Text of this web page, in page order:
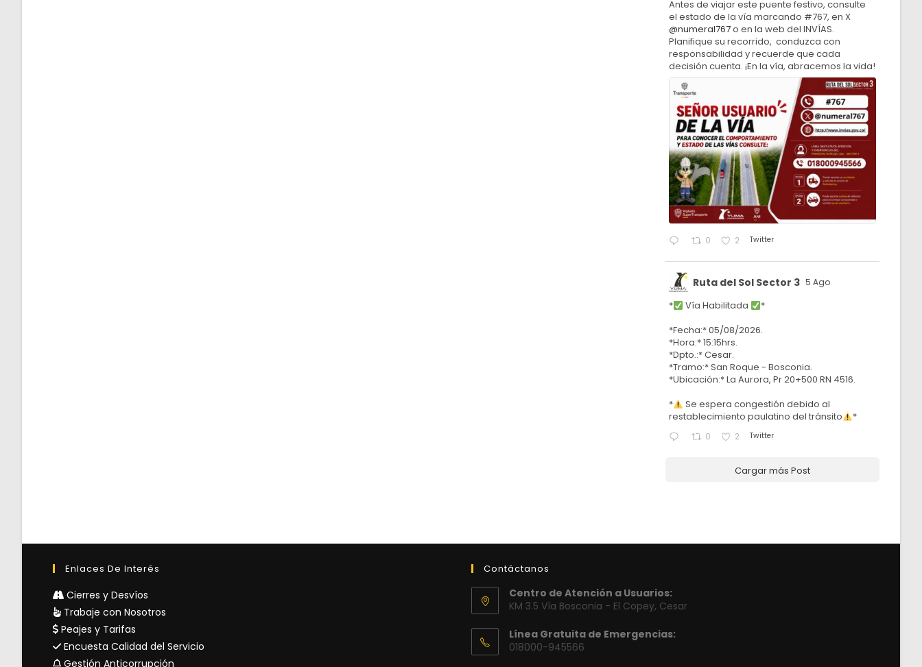
Antes de viajar este puente festivo, consulte
el estado de la vía marcando #767, en X
@numeral767o en la web del INVÍAS.
Planifique su recorrido, conduzca con
responsabilidad y recuerde que cada
decisión cuenta. ¡En la vía, abracemos la vida!
0 2 Twitter
Ruta del Sol Sector 3 5 Ago
* Vía Habilitada
*
*Fecha:* 05/08/2026.
*Hora:* 15:15hrs.
*Dpto.:* Cesar.
*Tramo:* San Roque - Bosconia.
*Ubicación:* La Aurora, Pr 20+500 RN 4516.
*
Se espera congestión debido al
restablecimiento paulatino del tránsito
*
0 2 Twitter
Cargar más Post
Enlaces De Interés
Cierres y Desvíos
Trabaje con Nosotros
Peajes y Tarifas
Encuesta Calidad del Servicio
Gestión Anticorrupción
Contáctanos
Centro de Atención a Usuarios:
KM 3.5 Vía Bosconia - El Copey, Cesar
Línea Gratuita de Emergencias:
018000-945566